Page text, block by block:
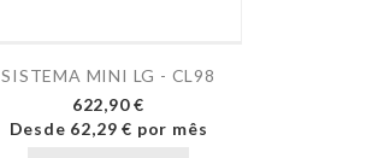
SISTEMA MINI LG - CL98
622,90 €
Desde 62,29 € por mês